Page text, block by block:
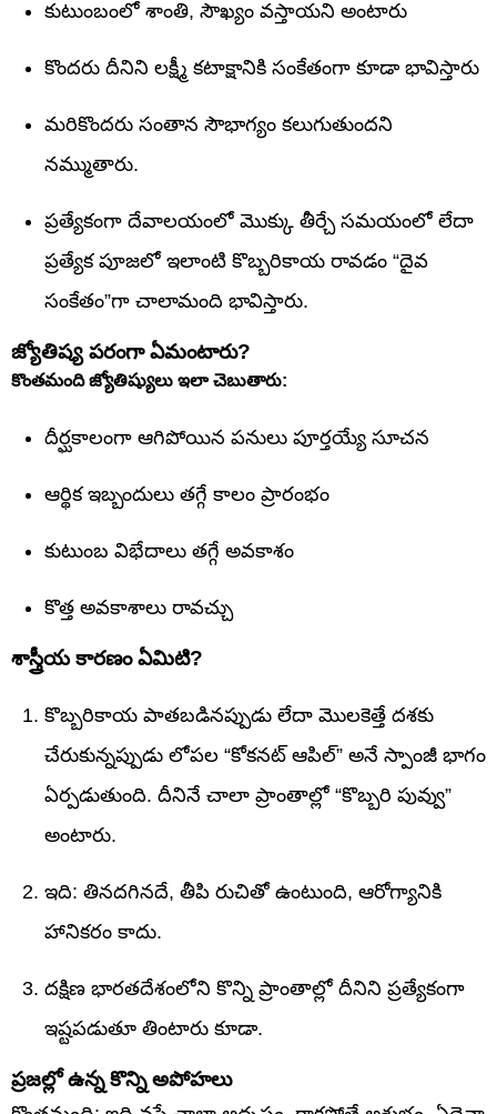
కుటుంబంలో శాంతి, సౌఖ్యం వస్తాయని అంటారు
కొందరు దీనిని లక్ష్మీ కటాక్షానికి సంకేతంగా కూడా భావిస్తారు
మరికొందరు సంతాన సౌభాగ్యం కలుగుతుందని
నమ్ముతారు.
ప్రత్యేకంగా దేవాలయంలో మొక్కు తీర్చే సమయంలో లేదా
ప్రత్యేక పూజలో ఇలాంటి కొబ్బరికాయ రావడం “దైవ
సంకేతం”గా చాలామంది భావిస్తారు.
జ్యోతిష్య పరంగా ఏమంటారు?
కొంతమంది జ్యోతిష్యులు ఇలా చెబుతారు:
దీర్ఘకాలంగా ఆగిపోయిన పనులు పూర్తయ్యే సూచన
ఆర్థిక ఇబ్బందులు తగ్గే కాలం ప్రారంభం
కుటుంబ విభేదాలు తగ్గే అవకాశం
కొత్త అవకాశాలు రావచ్చు
శాస్త్రీయ కారణం ఏమిటి?
కొబ్బరికాయ పాతబడినప్పుడు లేదా మొలకెత్తే దశకు
చేరుకున్నప్పుడు లోపల “కోకనట్ ఆపిల్” అనే స్పాంజీ భాగం
ఏర్పడుతుంది. దీనినే చాలా ప్రాంతాల్లో “కొబ్బరి పువ్వు”
అంటారు.
ఇది: తినదగినదే, తీపి రుచితో ఉంటుంది, ఆరోగ్యానికి
హానికరం కాదు.
దక్షిణ భారతదేశంలోని కొన్ని ప్రాంతాల్లో దీనిని ప్రత్యేకంగా
ఇష్టపడుతూ తింటారు కూడా.
ప్రజల్లో ఉన్న కొన్ని అపోహలు